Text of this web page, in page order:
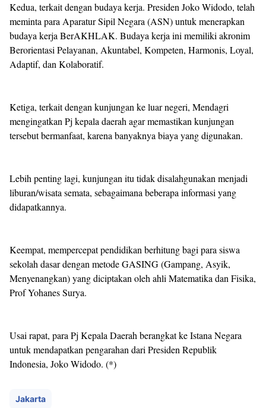
Kedua, terkait dengan budaya kerja. Presiden Joko Widodo, telah
meminta para Aparatur Sipil Negara (ASN) untuk menerapkan
budaya kerja BerAKHLAK. Budaya kerja ini memiliki akronim
Berorientasi Pelayanan, Akuntabel, Kompeten, Harmonis, Loyal,
Adaptif, dan Kolaboratif.
Ketiga, terkait dengan kunjungan ke luar negeri, Mendagri
mengingatkan Pj kepala daerah agar memastikan kunjungan
tersebut bermanfaat, karena banyaknya biaya yang digunakan.
Lebih penting lagi, kunjungan itu tidak disalahgunakan menjadi
liburan/wisata semata, sebagaimana beberapa informasi yang
didapatkannya.
Keempat, mempercepat pendidikan berhitung bagi para siswa
sekolah dasar dengan metode GASING (Gampang, Asyik,
Menyenangkan) yang diciptakan oleh ahli Matematika dan Fisika,
Prof Yohanes Surya.
Usai rapat, para Pj Kepala Daerah berangkat ke Istana Negara
untuk mendapatkan pengarahan dari Presiden Republik
Indonesia, Joko Widodo. (*)
Jakarta